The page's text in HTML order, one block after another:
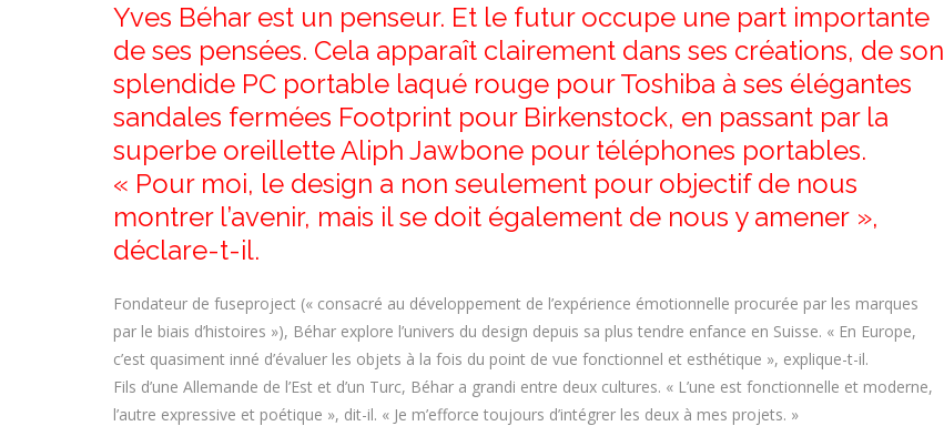
Yves Béhar est un penseur. Et le futur occupe une part importante
de ses pensées. Cela apparaît clairement dans ses créations, de son
splendide PC portable laqué rouge pour Toshiba à ses élégantes
sandales fermées Footprint pour Birkenstock, en passant par la
superbe oreillette Aliph Jawbone pour téléphones portables.
« Pour moi, le design a non seulement pour objectif de nous
montrer l’avenir, mais il se doit également de nous y amener »,
déclare-t-il.
Fondateur de fuseproject (« consacré au développement de l’expérience émotionnelle procurée par les marques
par le biais d’histoires »), Béhar explore l’univers du design depuis sa plus tendre enfance en Suisse. « En Europe,
c’est quasiment inné d’évaluer les objets à la fois du point de vue fonctionnel et esthétique », explique-t-il.
Fils d’une Allemande de l’Est et d’un Turc, Béhar a grandi entre deux cultures. « L’une est fonctionnelle et moderne,
l’autre expressive et poétique », dit-il. « Je m’efforce toujours d’intégrer les deux à mes projets. »